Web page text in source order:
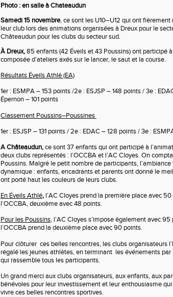
Photo : en salle à Chateaudun
Samedi 15 novembre, ce sont les U10–U12 qui ont
leur club lors des animations organisées à Dreux pour le
Châteaudun pour les clubs du secteur sud.
À Dreux,85 enfants (42 Éveils et 43 Poussins) ont participé
composée d’ateliers axés sur le lancer, le saut et la course.
Résultats Éveils Athlé (EA)
1er : ESMPA – 153 points /2e : ESJSP – 148 points /3e :
Épernon – 101 points
Classement Poussins–Poussines
1er : ESJSP – 131 points /2e : EDAC – 128 points / 3e :
A Châteaudun,ce sont 37 enfants qui ont participé à
deux clubs représentés : l’OCCBA et l’AC Cloyes. On
Poussins. Malgré le petit nombre de participants,
dynamique : enfants, encadrants et parents ont donné le
ont porté haut les couleurs de leurs clubs.
En Éveils Athlé, l’AC Cloyes prend la première place avec 50
l’OCCBA, deuxième avec48 points.
Pour les Poussins, l’AC Cloyes s’impose également avec95
l’OCCBA prend la deuxième place avec90 points.
Pour clôturer ces belles rencontres, les clubs organisateurs
régalé les jeunes athlètes, en terminant les événements
qui rassemble tous les participants.
Un grand merci aux clubs organisateurs, aux enfants, aux
bénévoles pour leur investissement et leur enthousiasme
vivre ces belles rencontres sportives.